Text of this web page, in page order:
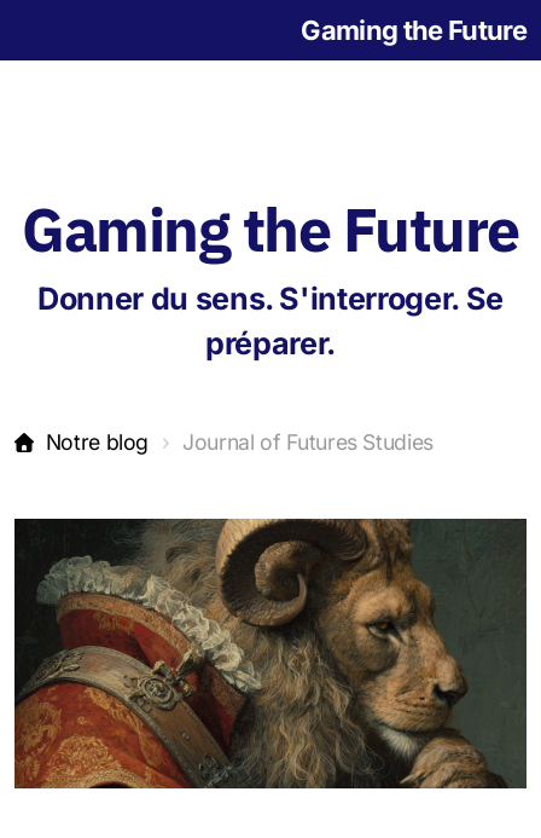
Gaming the Future
Gaming the Future
Donner du sens. S'interroger. Se
préparer.
Notre blog Journal of Futures Studies
L'origine des jeux
Jeu de la Polycrise